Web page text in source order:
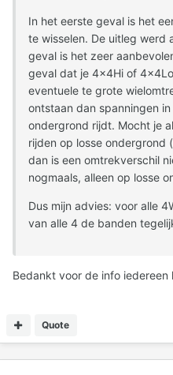
In het eerste geval is het
te wisselen. De uitleg werd
geval is het zeer
geval dat je 4x4Hi of
eventuele te grote
ontstaan dan spanningen
ondergrond rijdt. Mocht je
rijden op losse ondergrond
dan is een omtrekverschil
nogmaals, alleen op losse
Dus mijn advies: voor alle
van alle 4 de banden
Bedankt voor de info iedereen
Quote